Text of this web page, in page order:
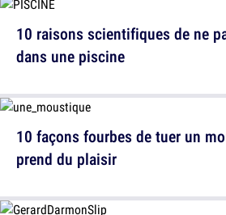
10 raisons scientifiques de ne
dans une piscine
10 façons fourbes de tuer un
prend du plaisir